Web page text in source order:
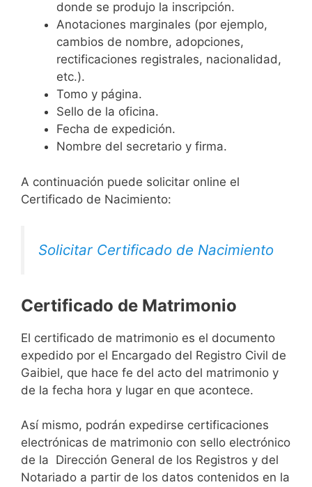
donde se produjo la inscripción.
Anotaciones marginales (por ejemplo,
cambios de nombre, adopciones,
rectificaciones registrales, nacionalidad,
etc.).
Tomo y página.
Sello de la oficina.
Fecha de expedición.
Nombre del secretario y firma.
A continuación puede solicitar online el
Certificado de Nacimiento:
Solicitar Certificado de Nacimiento
Certificado de Matrimonio
El certificado de matrimonio es el documento
expedido por el Encargado del Registro Civil de
Gaibiel, que hace fe del acto del matrimonio y
de la fecha hora y lugar en que acontece.
Así mismo, podrán expedirse certificaciones
electrónicas de matrimonio con sello electrónico
de la Dirección General de los Registros y del
Notariado a partir de los datos contenidos en la